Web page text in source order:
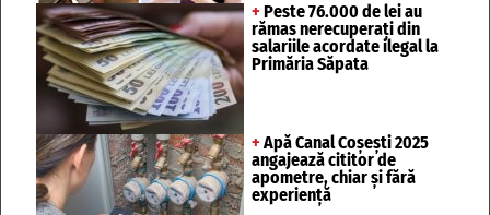
+ Peste 76.000 de lei au
rămas nerecuperați din
salariile acordate ilegal la
Primăria Săpata
+ Apă Canal Coșești 2025
angajează cititor de
apometre, chiar și fără
experiență